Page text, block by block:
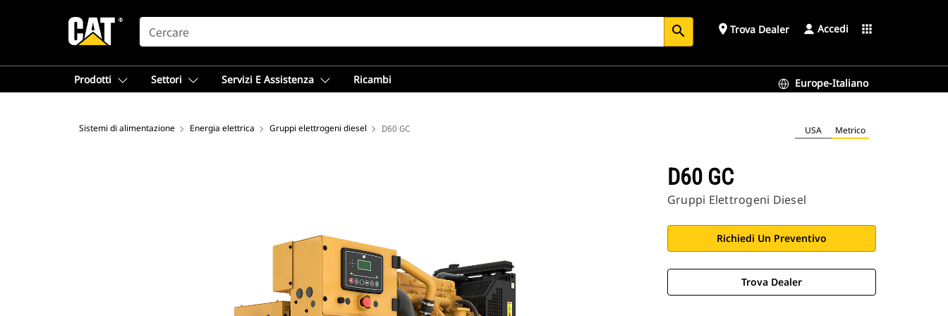
SEARCH search place Trova Dealer Accedi apps
Prodotti Settori Servizi E Assistenza Ricambi Europe-Italiano
Sistemi di alimentazione Energia elettrica Gruppi elettrogeni diesel D60 GC USA Metrico
D60 GC
Gruppi Elettrogeni Diesel
Richiedi Un Preventivo
Trova Dealer